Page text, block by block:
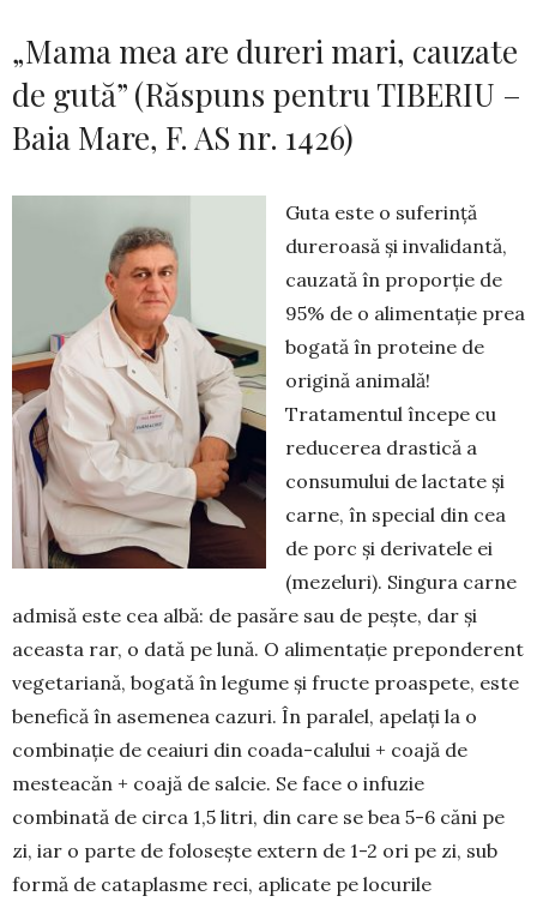
„Mama mea are dureri mari, cauzate
de gută” (Răspuns pentru TIBERIU –
Baia Mare, F. AS nr. 1426)
Guta este o suferinţă
dureroasă şi invalidantă,
cauzată în proporție de
95% de o alimentație prea
bogată în proteine de
origină animală!
Tratamentul începe cu
reducerea drastică a
consumului de lac­tate şi
carne, în special din cea
de porc şi derivatele ei
(mezeluri). Singura carne
admisă este cea albă: de pasăre sau de peşte, dar şi
aceasta rar, o dată pe lună. O alimentaţie preponderent
vegetariană, bo­gată în legume şi fructe proaspete, este
benefică în asemenea cazuri. În paralel, apelați la o
combinaţie de ceaiuri din coada-calului + coajă de
mesteacăn + coajă de salcie. Se face o infuzie
combinată de circa 1,5 litri, din care se bea 5-6 căni pe
zi, iar o parte de foloseşte extern de 1-2 ori pe zi, sub
formă de cata­plasme reci, aplicate pe locurile